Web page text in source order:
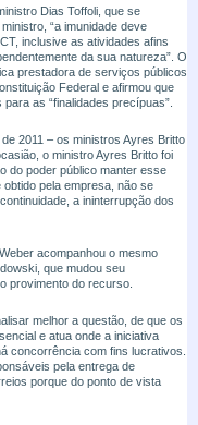
Dias Toffoli, que se
“a imunidade deve
inclusive as atividades afins
da sua natureza”. O
prestadora de serviços públicos
Federal e afirmou que
as “finalidades precípuas”.
2011 – os ministros Ayres Britto
o ministro Ayres Britto foi
do poder público manter esse
pela empresa, não se
a ininterrupção dos
acompanhou o mesmo
que mudou seu
provimento do recurso.
melhor a questão, de que os
e atua onde a iniciativa
concorrência com fins lucrativos.
pela entrega de
porque do ponto de vista